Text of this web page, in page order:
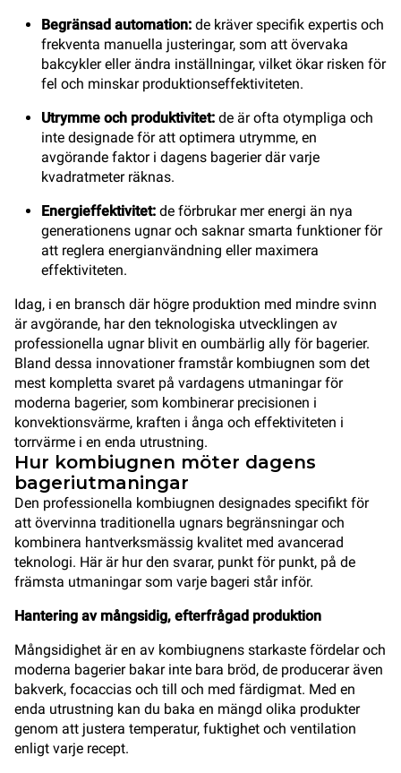
Begränsad automation: de kräver specifik expertis och
frekventa manuella justeringar, som att övervaka
bakcykler eller ändra inställningar, vilket ökar risken för
fel och minskar produktionseffektiviteten.
Utrymme och produktivitet: de är ofta otympliga och
inte designade för att optimera utrymme, en
avgörande faktor i dagens bagerier där varje
kvadratmeter räknas.
Energieffektivitet: de förbrukar mer energi än nya
generationens ugnar och saknar smarta funktioner för
att reglera energianvändning eller maximera
effektiviteten.
Idag, i en bransch där högre produktion med mindre svinn
är avgörande, har den teknologiska utvecklingen av
professionella ugnar blivit en oumbärlig ally för bagerier.
Bland dessa innovationer framstår kombiugnen som det
mest kompletta svaret på vardagens utmaningar för
moderna bagerier, som kombinerar precisionen i
konvektionsvärme, kraften i ånga och effektiviteten i
torrvärme i en enda utrustning.
Hur kombiugnen möter dagens
bageriutmaningar
Den professionella kombiugnen designades specifikt för
att övervinna traditionella ugnars begränsningar och
kombinera hantverksmässig kvalitet med avancerad
teknologi. Här är hur den svarar, punkt för punkt, på de
främsta utmaningar som varje bageri står inför.
Hantering av mångsidig, efterfrågad produktion
Mångsidighet är en av kombiugnens starkaste fördelar och
moderna bagerier bakar inte bara bröd, de producerar även
bakverk, focaccias och till och med färdigmat. Med en
enda utrustning kan du baka en mängd olika produkter
genom att justera temperatur, fuktighet och ventilation
enligt varje recept.